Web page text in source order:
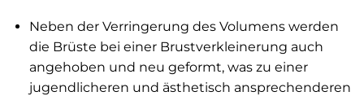
Neben der Verringerung des Volumens werden
die Brüste bei einer Brustverkleinerung auch
angehoben und neu geformt, was zu einer
jugendlicheren und ästhetisch ansprechenderen